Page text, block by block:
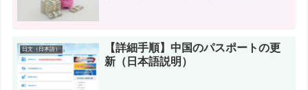
日文（日本語）
【詳細手順】中国のパスポートの更
新（日本語説明）